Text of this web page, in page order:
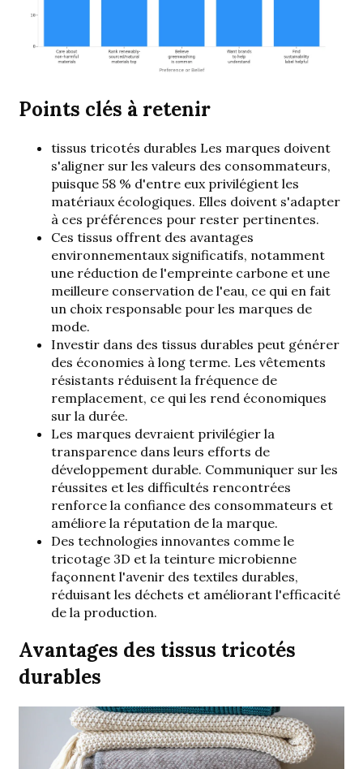
Points clés à retenir
tissus tricotés durables Les marques doivent
s'aligner sur les valeurs des consommateurs,
puisque 58 % d'entre eux privilégient les
matériaux écologiques. Elles doivent s'adapter
à ces préférences pour rester pertinentes.
Ces tissus offrent des avantages
environnementaux significatifs, notamment
une réduction de l'empreinte carbone et une
meilleure conservation de l'eau, ce qui en fait
un choix responsable pour les marques de
mode.
Investir dans des tissus durables peut générer
des économies à long terme. Les vêtements
résistants réduisent la fréquence de
remplacement, ce qui les rend économiques
sur la durée.
Les marques devraient privilégier la
transparence dans leurs efforts de
développement durable. Communiquer sur les
réussites et les difficultés rencontrées
renforce la confiance des consommateurs et
améliore la réputation de la marque.
Des technologies innovantes comme le
tricotage 3D et la teinture microbienne
façonnent l'avenir des textiles durables,
réduisant les déchets et améliorant l'efficacité
de la production.
Avantages des tissus tricotés
durables